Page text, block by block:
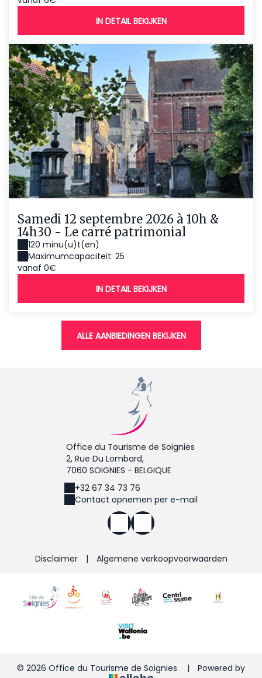
IN DETAIL BEKIJKEN
Samedi 12 septembre 2026 à 10h &
14h30 - Le carré patrimonial
120 minu(u)t(en)
Maximumcapaciteit: 25
vanaf 0€
IN DETAIL BEKIJKEN
ALLE AANBIEDINGEN BEKIJKEN
Office du Tourisme de Soignies
2, Rue Du Lombard,
7060 SOIGNIES - BELGIQUE
+32 67 34 73 76
Contact opnemen per e-mail
Disclaimer | Algemene verkoopvoorwaarden
© 2026 Office du Tourisme de Soignies | Powered by